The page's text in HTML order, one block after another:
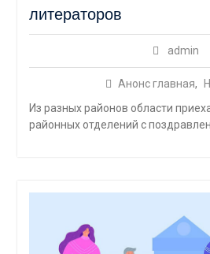
литераторов
admin
Анонс главная,
Из разных районов области
районных отделений с